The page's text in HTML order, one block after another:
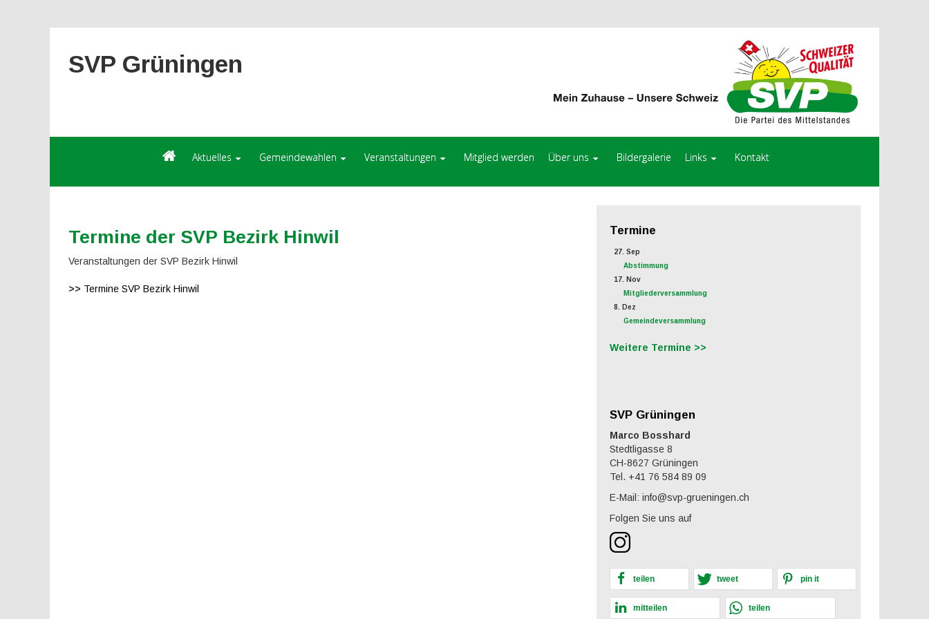
SVP Grüningen
Aktuelles Gemeindewahlen Veranstaltungen Mitglied werden Über uns Bildergalerie Links Kontakt
Termine der SVP Bezirk Hinwil
Veranstaltungen der SVP Bezirk Hinwil
>> Termine SVP Bezirk Hinwil
Termine
27. Sep
Abstimmung
17. Nov
Mitgliederversammlung
8. Dez
Gemeindeversammlung
Weitere Termine >>
SVP Grüningen
Marco Bosshard
Stedtligasse 8
CH-8627 Grüningen
Tel. +41 76 584 89 09
E-Mail: info@svp-grueningen.ch
Folgen Sie uns auf
teilen tweet pin it
mitteilen teilen